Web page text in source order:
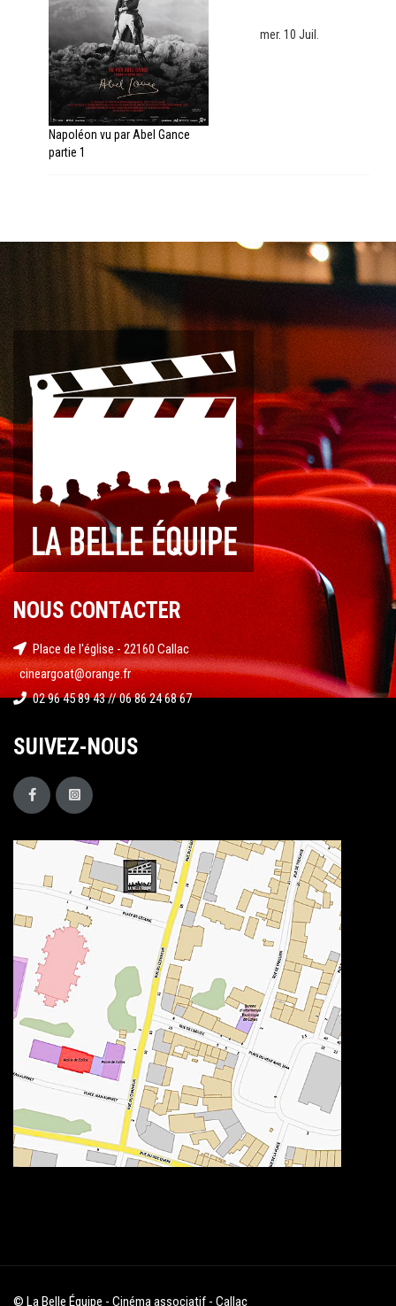
Napoléon vu par Abel Gance
partie 1
mer. 10 Juil.
NOUS CONTACTER
Place de l'église - 22160 Callac
cineargoat@orange.fr
02 96 45 89 43 // 06 86 24 68 67
SUIVEZ-NOUS
© La Belle Équipe - Cinéma associatif - Callac